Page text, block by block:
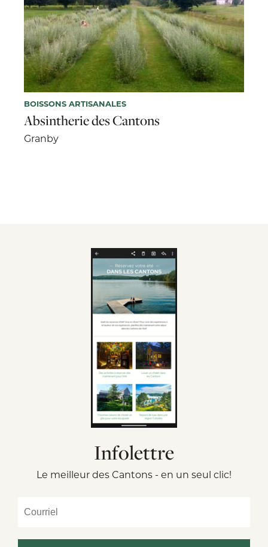
BOISSONS ARTISANALES
Absintherie des Cantons
Granby
Infolettre
Le meilleur des Cantons - en un seul clic!